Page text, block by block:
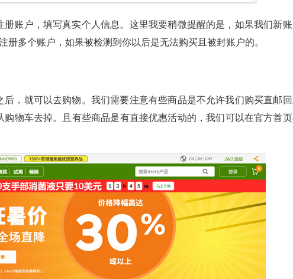
账户，填写真实个人信息。这里我要稍微提醒的是，如果我们新
册多个账户，如果被检测到你以后是无法购买且被封账户的。
，就可以去购物。我们需要注意有些商品是不允许我们购买直邮
物车去掉。且有些商品是有直接优惠活动的，我们可以在官方首